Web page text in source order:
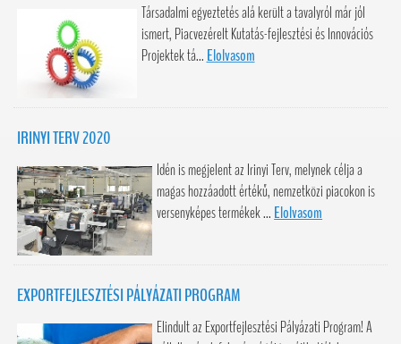
Társadalmi egyeztetés alá került a tavalyról már jól
ismert, Piacvezérelt Kutatás-fejlesztési és Innovációs
Projektek tá... Elolvasom
IRINYI TERV 2020
Idén is megjelent az Irinyi Terv, melynek célja a
magas hozzáadott értékű, nemzetközi piacokon is
versenyképes termékek ... Elolvasom
EXPORTFEJLESZTÉSI PÁLYÁZATI PROGRAM
Elindult az Exportfejlesztési Pályázati Program! A